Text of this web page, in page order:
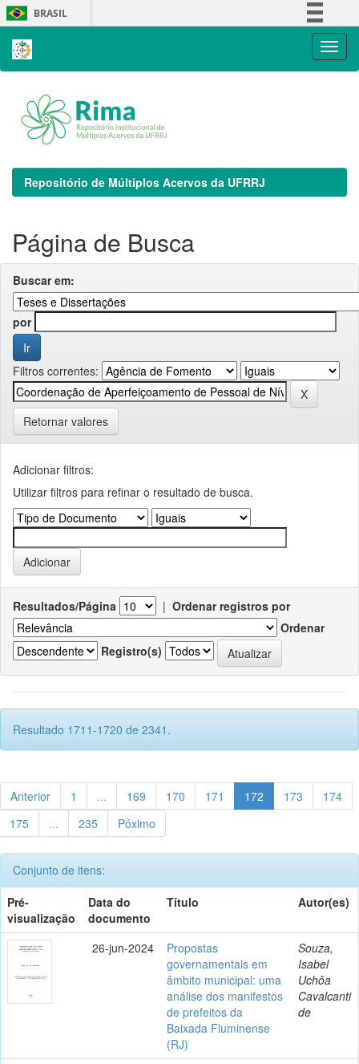
Skip
navigation
BRASIL
Repositório de Múltiplos Acervos da UFRRJ
Página de Busca
Buscar em:
por
Filtros correntes:
Retornar valores
Adicionar filtros:
Utilizar filtros para refinar o resultado de busca.
Resultados/Página | Ordenar registros por
Ordenar
Registro(s)
Resultado 1711-1720 de 2341.
Anterior 1 ... 169 170 171 172 173
174
175
... 235 Póximo
Conjunto de itens:
Pré-
visualização
Data do
documento
Título Autor(es)
26-jun-2024
Propostas
governamentais em
âmbito municipal: uma
análise dos manifestos
de prefeitos da
Baixada Fluminense
(RJ)
Souza,
Isabel
Uchôa
Cavalcanti
de